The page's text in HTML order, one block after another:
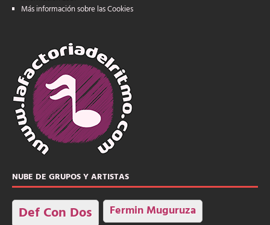
Más información sobre las Cookies
NUBE DE GRUPOS Y ARTISTAS
Def Con Dos Fermin Muguruza